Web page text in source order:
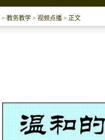
> 教务教学 > 视频点播 > 正文